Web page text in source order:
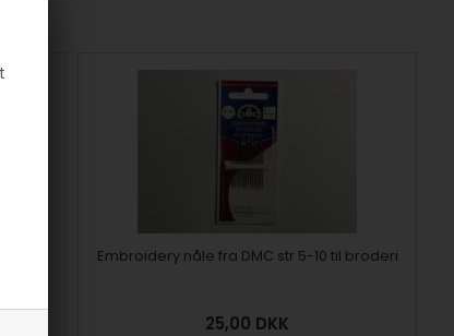
Embroidery nåle fra DMC str 5-10 til broderi
25,00 DKK